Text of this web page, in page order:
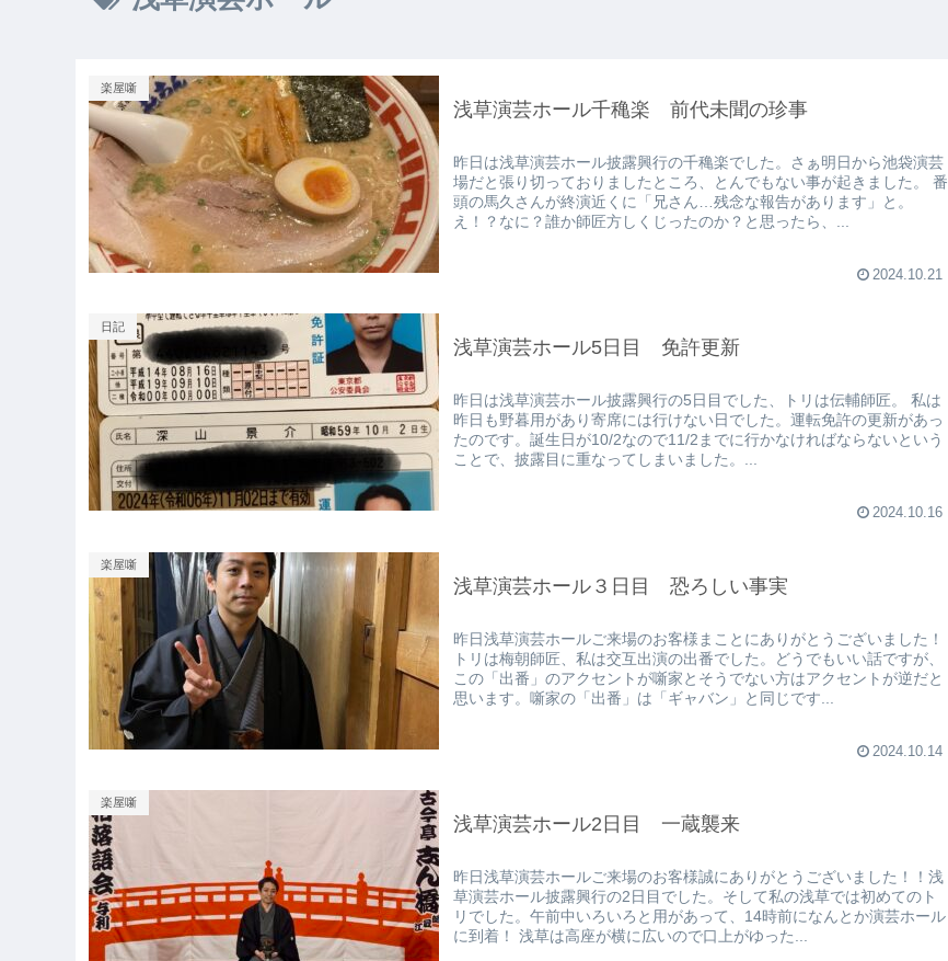
楽屋噺
浅草演芸ホール千穐楽 前代未聞の珍事
昨日は浅草演芸ホール披露興行の千穐楽でした。さぁ明日から池袋演芸
場だと張り切っておりましたところ、とんでもない事が起きました。 番
頭の馬久さんが終演近くに「兄さん…残念な報告があります」と。
え！？なに？誰か師匠方しくじったのか？と思ったら、...
2024.10.21
日記
浅草演芸ホール5日目 免許更新
昨日は浅草演芸ホール披露興行の5日目でした、トリは伝輔師匠。 私は
昨日も野暮用があり寄席には行けない日でした。運転免許の更新があっ
たのです。誕生日が10/2なので11/2までに行かなければならないという
ことで、披露目に重なってしまいました。...
2024.10.16
楽屋噺
浅草演芸ホール３日目 恐ろしい事実
昨日浅草演芸ホールご来場のお客様まことにありがとうございました！
トリは梅朝師匠、私は交互出演の出番でした。どうでもいい話ですが、
この「出番」のアクセントが噺家とそうでない方はアクセントが逆だと
思います。噺家の「出番」は「ギャバン」と同じです...
2024.10.14
楽屋噺
浅草演芸ホール2日目 一蔵襲来
昨日浅草演芸ホールご来場のお客様誠にありがとうございました！！浅
草演芸ホール披露興行の2日目でした。そして私の浅草では初めてのト
リでした。午前中いろいろと用があって、14時前になんとか演芸ホール
に到着！ 浅草は高座が横に広いので口上がゆった...